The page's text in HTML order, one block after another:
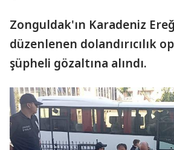
Zonguldak'ın Karadeniz
düzenlenen dolandırıcılık
şüpheli gözaltına alındı.